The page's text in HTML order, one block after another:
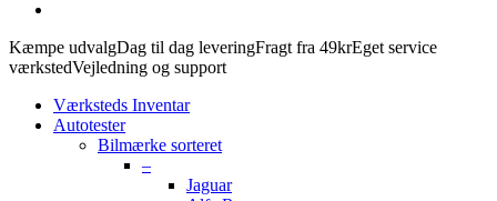
Kæmpe udvalgDag til dag leveringFragt fra 49krEget service
værkstedVejledning og support
Værksteds Inventar
Autotester
Bilmærke sorteret
–
Jaguar